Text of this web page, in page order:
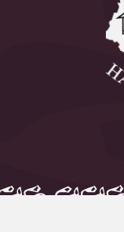
Aleksei
Sillaotsa